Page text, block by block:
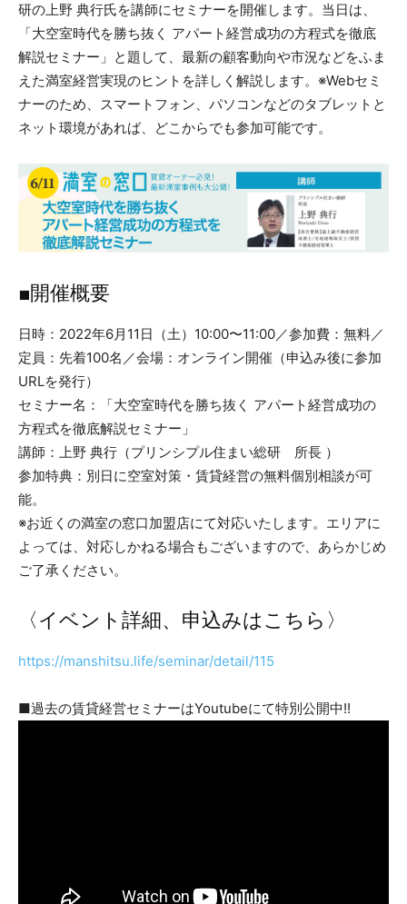
研の上野 典行氏を講師にセミナーを開催します。当日は、
「大空室時代を勝ち抜く アパート経営成功の方程式を徹底
解説セミナー」と題して、最新の顧客動向や市況などをふま
えた満室経営実現のヒントを詳しく解説します。※Webセミ
ナーのため、スマートフォン、パソコンなどのタブレットと
ネット環境があれば、どこからでも参加可能です。
■開催概要
日時：2022年6月11日（土）10:00〜11:00／参加費：無料／
定員：先着100名／会場：オンライン開催（申込み後に参加
URLを発行）
セミナー名：「大空室時代を勝ち抜く アパート経営成功の
方程式を徹底解説セミナー」
講師：上野 典行（プリンシプル住まい総研 所長 ）
参加特典：別日に空室対策・賃貸経営の無料個別相談が可
能。
※お近くの満室の窓口加盟店にて対応いたします。エリアに
よっては、対応しかねる場合もございますので、あらかじめ
ご了承ください。
〈イベント詳細、申込みはこちら〉
https://manshitsu.life/seminar/detail/115
■過去の賃貸経営セミナーはYoutubeにて特別公開中!!